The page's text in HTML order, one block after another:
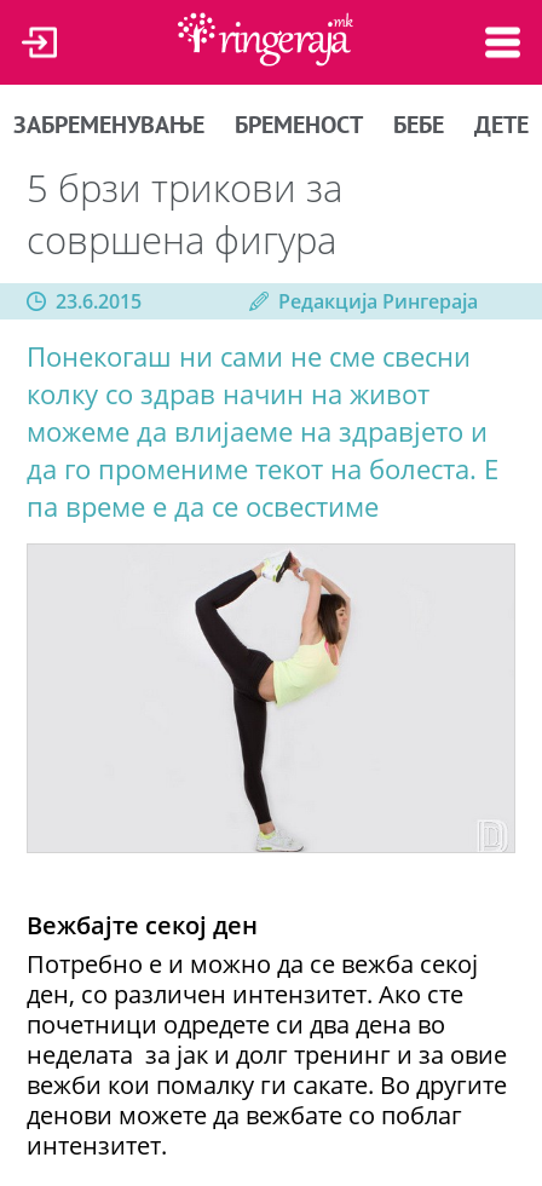
ЗАБРЕМЕНУВАЊЕ БРЕМЕНОСТ БЕБЕ ДЕТЕ
5 брзи трикови за
совршена фигура
23.6.2015 Редакција Рингераја
Понекогаш ни сами не сме свесни
колку со здрав начин на живот
можеме да влијаеме на здравјето и
да го промениме текот на болеста. Е
па време е да се освестиме
Вежбајте секој ден
Потребно е и можно да се вежба секој
ден, со различен интензитет. Ако сте
почетници одредете си два дена во
неделата за јак и долг тренинг и за овие
вежби кои помалку ги сакате. Во другите
денови можете да вежбате со поблаг
интензитет.